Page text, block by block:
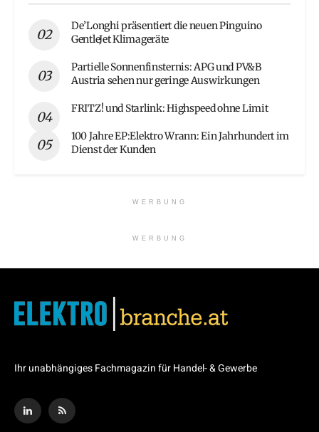
De’Longhi präsentiert die neuen Pinguino
GentleJet Klimageräte
Partielle Sonnenfinsternis: APG und PV&B
Austria sehen nur geringe Auswirkungen
FRITZ! und Starlink: Highspeed ohne Limit
100 Jahre EP:Elektro Wrann: Ein Jahrhundert im
Dienst der Kunden
WERBUNG
WERBUNG
Ihr unabhängiges Fachmagazin für Handel- & Gewerbe